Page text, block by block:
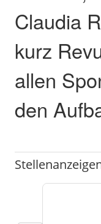
Claudia
kurz
allen
den